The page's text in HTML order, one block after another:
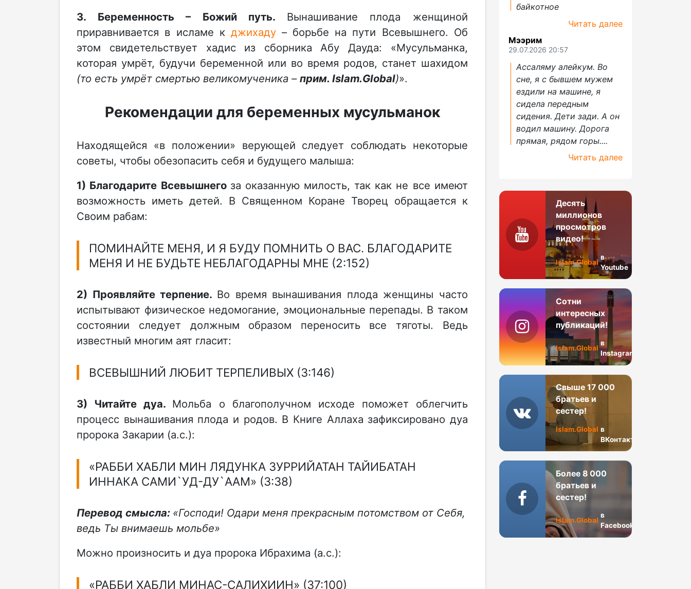
3. Беременность – Божий путь. Вынашивание плода женщиной
приравнивается в исламе к джихаду– борьбе на пути Всевышнего. Об
этом свидетельствует хадис из сборника Абу Дауда: «Мусульманка,
которая умрёт, будучи беременной или во время родов, станет шахидом
(то есть умрёт смертью великомученика –прим.Islam.Global)».
Рекомендации для беременных мусульманок
Находящейся «в положении» верующей следует соблюдать некоторые
советы, чтобы обезопасить себя и будущего малыша:
1) Благодарите Всевышнего за оказанную милость, так как не все имеют
возможность иметь детей. В Священном Коране Творец обращается к
Своим рабам:
ПОМИНАЙТЕ МЕНЯ, И Я БУДУ ПОМНИТЬ О ВАС. БЛАГОДАРИТЕ
МЕНЯ И НЕ БУДЬТЕ НЕБЛАГОДАРНЫ МНЕ (2:152)
2) Проявляйте терпение. Во время вынашивания плода женщины часто
испытывают физическое недомогание, эмоциональные перепады. В таком
состоянии следует должным образом переносить все тяготы. Ведь
известный многим аят гласит:
ВСЕВЫШНИЙ ЛЮБИТ ТЕРПЕЛИВЫХ (3:146)
3) Читайте дуа. Мольба о благополучном исходе поможет облегчить
процесс вынашивания плода и родов. В Книге Аллаха зафиксировано дуа
пророка Закарии (а.с.):
«РАББИ ХАБЛИ МИН ЛЯДУНКА ЗУРРИЙАТАН ТАЙИБАТАН
ИННАКА САМИ`УД-ДУ`ААМ» (3:38)
Перевод смысла: «Господи! Одари меня прекрасным потомством от Себя,
ведь Ты внимаешь мольбе»
Можно произносить и дуа пророка Ибрахима (а.с.):
«РАББИ ХАБЛИ МИНАС-САЛИХИИН» (37:100)
байкотное
Читать далее
Мээрим
29.07.2026 20:57
Ассаляму алейкум. Во
сне, я с бывшем мужем
ездили на машине, я
сидела передным
сидения. Дети зади. А он
водил машину. Дорога
прямая, рядом горы....
Читать далее
Десять
миллионов
просмотров
видео!
Islam.Global
в
Youtube
Сотни
интересных
публикаций!
Islam.Global
в
Instagram
Свыше 17 000
братьев и
сестер!
Islam.Global в
ВКонтакте
Более 8 000
братьев и
сестер!
Islam.Global
в
Facebook